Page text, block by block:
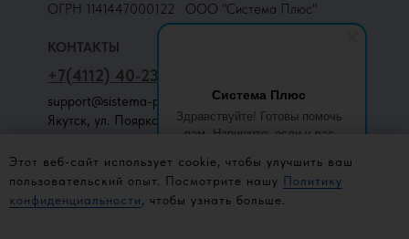
Система Плюс
Здравствуйте! Готовы помочь
вам. Напишите, если у вас
КОНТАКТЫ
+7(4112) 40-23-78
+7(4112) 31-68-90
ОГРН 1141447000122
support@sistema-plus.su
Якутск, ул. Пояркова 18,
ООО "Система Плюс"
Отдел бухгалтерии:
Этот веб-сайт использует cookie, чтобы улучшить ваш
пользовательский опыт. Посмотрите нашу Политику
конфиденциальности, чтобы узнать больше.